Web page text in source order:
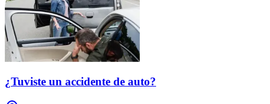
¿Tuviste un accidente de auto?